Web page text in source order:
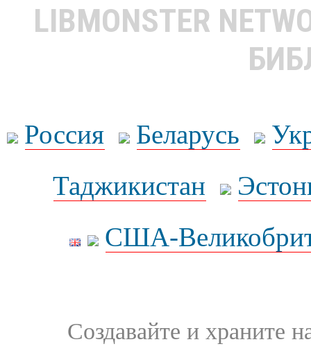
LIBMONSTER
Россия Беларусь
Таджикистан
США-
Создавайте и храните